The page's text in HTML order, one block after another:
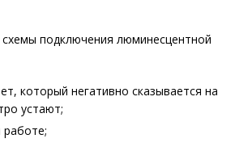
подключения люминесцентной
который негативно сказывается на
устают;